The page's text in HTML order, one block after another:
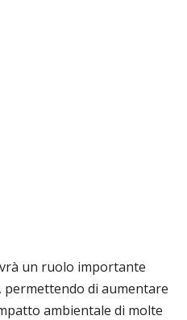
un ruolo importante
permettendo di aumentare
ambientale di molte